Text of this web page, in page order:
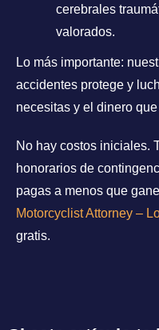
cerebrales
valorados.
Lo más importante:
accidentes protege y
necesitas y el dinero
No hay costos iniciales.
honorarios de
pagas a menos que
Motorcyclist Attorney –
gratis.